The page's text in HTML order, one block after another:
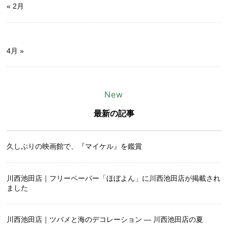
« 2月
4月 »
New
最新の記事
久しぶりの映画館で、『マイケル』を鑑賞
川西池田店｜フリーペーパー「ほぼよん」に川西池田店が掲載され
ました
川西池田店｜ツバメと海のデコレーション ― 川西池田店の夏